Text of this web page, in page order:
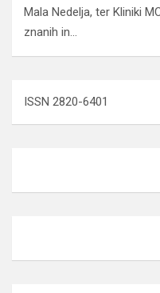
Mala Nedelja, ter Kliniki
znanih in…
ISSN 2820-6401